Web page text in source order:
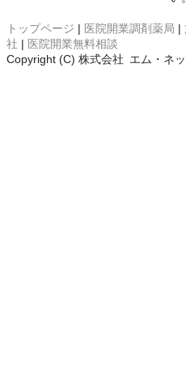
トップページ | 医院開業調剤薬局 |
社 | 医院開業無料相談
Copyright (C) 株式会社 エム・ネ